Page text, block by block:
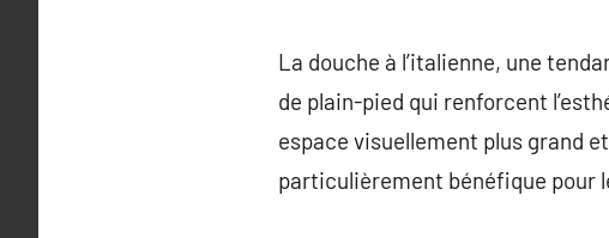
La douche à l’italienne, une
de plain-pied qui renforcent
espace visuellement plus grand
particulièrement bénéfique pour